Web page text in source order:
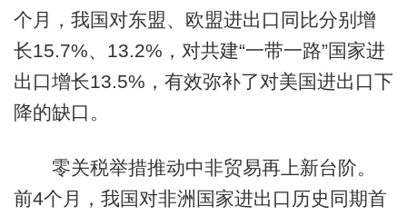
个月，我国对东盟、欧盟进出口同比分别增
长15.7%、13.2%，对共建“一带一路”国家进
出口增长13.5%，有效弥补了对美国进出口下
降的缺口。
零关税举措推动中非贸易再上新台阶。
前4个月，我国对非洲国家进出口历史同期首